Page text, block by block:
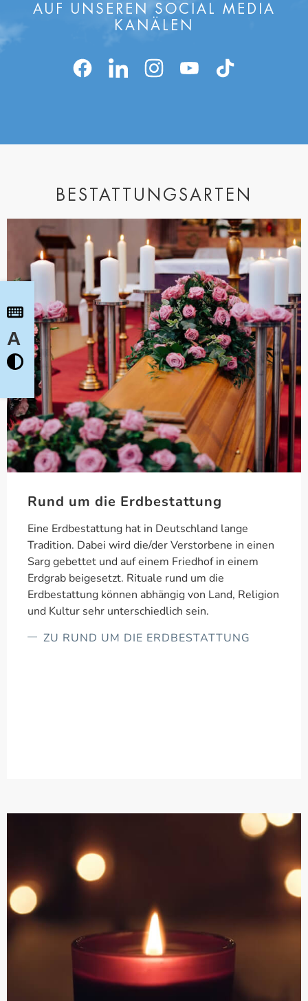
AUF UNSEREN SOCIAL MEDIA
KANÄLEN
BESTATTUNGSARTEN
Rund um die Erdbestattung
Eine Erdbestattung hat in Deutschland lange
Tradition. Dabei wird die/der Verstorbene in einen
Sarg gebettet und auf einem Friedhof in einem
Erdgrab beigesetzt. Rituale rund um die
Erdbestattung können abhängig von Land, Religion
und Kultur sehr unterschiedlich sein.
ZU RUND UM DIE ERDBESTATTUNG
A